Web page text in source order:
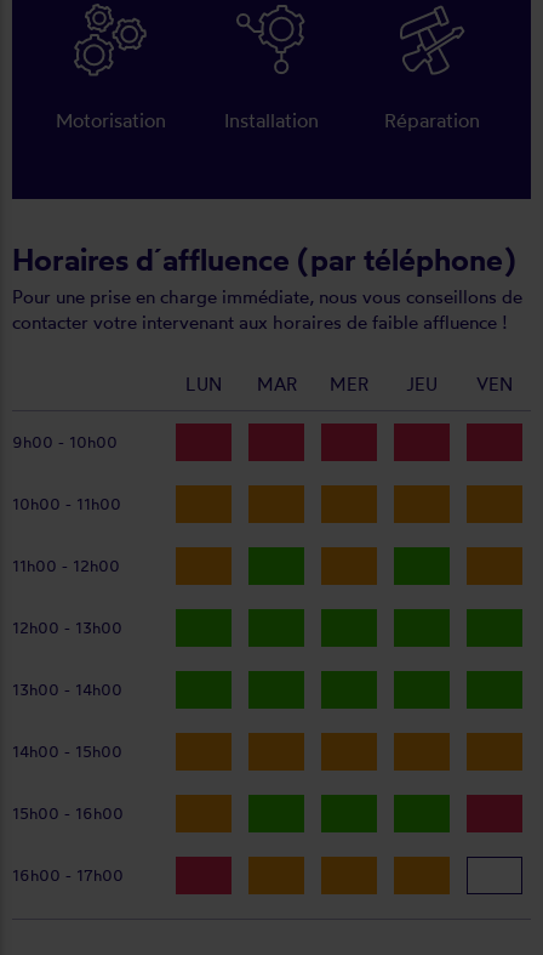
Motorisation Installation Réparation
Horaires d´affluence (par téléphone)
Pour une prise en charge immédiate, nous vous conseillons de
contacter votre intervenant aux horaires de faible affluence !
9h00 - 10h00
10h00 - 11h00
11h00 - 12h00
12h00 - 13h00
13h00 - 14h00
14h00 - 15h00
15h00 - 16h00
16h00 - 17h00
LUN MAR MER JEU VEN